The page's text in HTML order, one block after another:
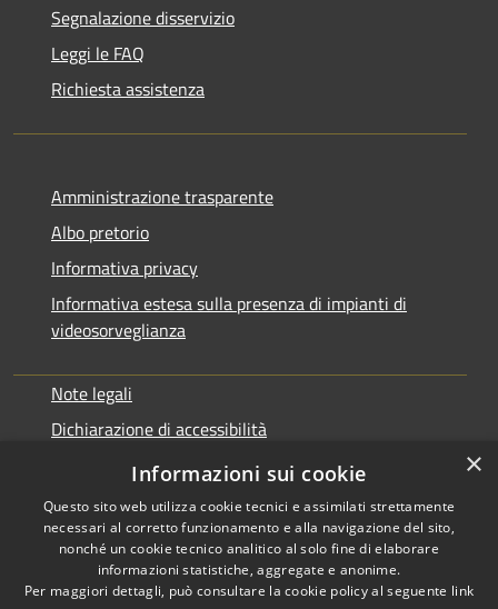
Segnalazione disservizio
Leggi le FAQ
Richiesta assistenza
Amministrazione trasparente
Albo pretorio
Informativa privacy
Informativa estesa sulla presenza di impianti di
videosorveglianza
Note legali
Dichiarazione di accessibilità
Obbiettivi di accessibilità
Copyright © 2026 • Comune di
Rialto • Powered by
×
Informazioni sui cookie
Questo sito web utilizza cookie tecnici e assimilati strettamente
necessari al corretto funzionamento e alla navigazione del sito,
nonché un cookie tecnico analitico al solo fine di elaborare
informazioni statistiche, aggregate e anonime.
Per maggiori dettagli, può consultare la cookie policy al seguente link